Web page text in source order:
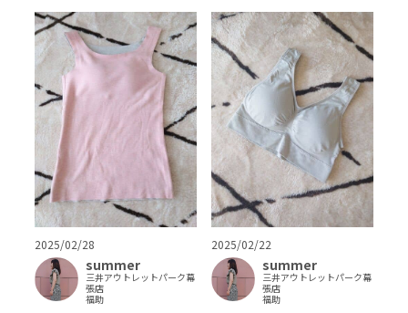
2025/02/28
summer
三井アウトレットパーク幕
張店
福助
2025/02/22
summer
三井アウトレットパーク幕
張店
福助